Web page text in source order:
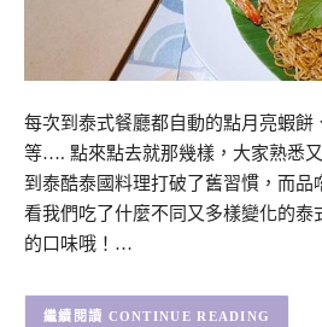
每次到泰式餐廳都自動的點月亮蝦餅
等…. 點來點去就那幾樣，大家熟悉
到泰酷泰國料理打破了舊習慣，而品
看我們吃了什麼不同又多樣變化的泰
的口味哦！…
CONTINUE READING